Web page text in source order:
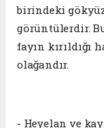
birindeki
görüntülerdir.
fayın kırıldığı
olağandır.
- Heyelan ve